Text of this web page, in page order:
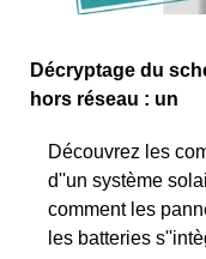
Décryptage du
hors réseau : un
Découvrez les
d''un système
comment les
les batteries